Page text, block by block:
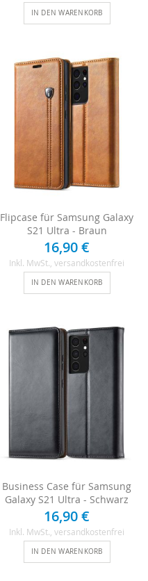
IN DEN WARENKORB
Flipcase für Samsung Galaxy
S21 Ultra - Braun
16,90 €
Inkl. MwSt. , versandkostenfrei
IN DEN WARENKORB
Business Case für Samsung
Galaxy S21 Ultra - Schwarz
16,90 €
Inkl. MwSt. , versandkostenfrei
IN DEN WARENKORB